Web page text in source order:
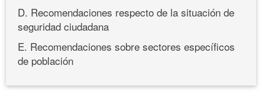
D. Recomendaciones respecto de la situación de
seguridad ciudadana
E. Recomendaciones sobre sectores específicos
de población